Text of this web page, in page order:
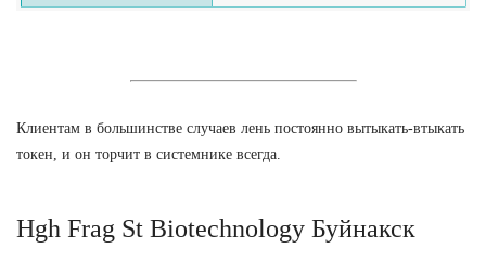
Клиентам в большинстве случаев лень постоянно вытыкать-втыкать
токен, и он торчит в системнике всегда.
Hgh Frag St Biotechnology Буйнакск